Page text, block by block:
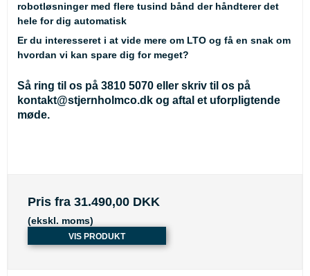
robotløsninger med flere tusind bånd der håndterer det
hele for dig automatisk
Er du interesseret i at vide mere om LTO og få en snak om
hvordan vi kan spare dig for meget?
Så ring til os på 3810 5070 eller skriv til os på
kontakt@stjernholmco.dk og aftal et uforpligtende
møde.
Pris fra 31.490,00 DKK
(ekskl. moms)
VIS PRODUKT